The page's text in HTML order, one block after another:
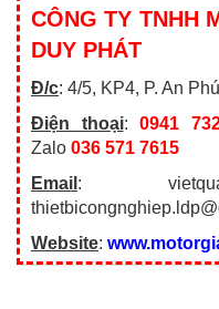
CÔNG TY TNHH
DUY PHÁT
Đ/c: 4/5, KP4, P. An
Điện thoại:0941
Zalo 036 571 7615
Email :
Website: